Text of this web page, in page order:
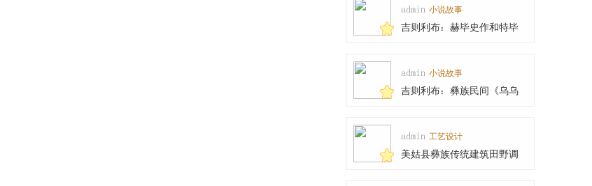
admin 小说故事
吉则利布：赫毕史作和特毕
admin 小说故事
吉则利布：彝族民间《乌乌
admin 工艺设计
美姑县彝族传统建筑田野调